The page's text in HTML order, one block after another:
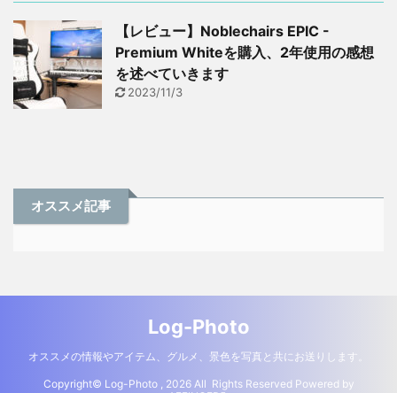
【レビュー】Noblechairs EPIC -
Premium Whiteを購入、2年使用の感想
を述べていきます
2023/11/3
オススメ記事
Log-Photo
オススメの情報やアイテム、グルメ、景色を写真と共にお送りします。
Copyright© Log-Photo , 2026 All Rights Reserved Powered by